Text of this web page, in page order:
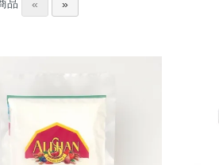
品 « »